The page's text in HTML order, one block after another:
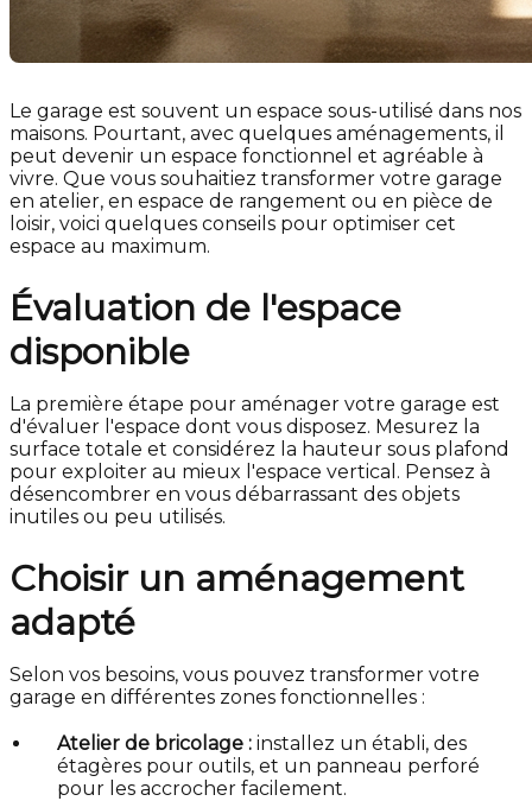
Le garage est souvent un espace sous-utilisé dans nos
maisons. Pourtant, avec quelques aménagements, il
peut devenir un espace fonctionnel et agréable à
vivre. Que vous souhaitiez transformer votre garage
en atelier, en espace de rangement ou en pièce de
loisir, voici quelques conseils pour optimiser cet
espace au maximum.
Évaluation de l'espace
disponible
La première étape pour aménager votre garage est
d'évaluer l'espace dont vous disposez. Mesurez la
surface totale et considérez la hauteur sous plafond
pour exploiter au mieux l'espace vertical. Pensez à
désencombrer en vous débarrassant des objets
inutiles ou peu utilisés.
Choisir un aménagement
adapté
Selon vos besoins, vous pouvez transformer votre
garage en différentes zones fonctionnelles :
Atelier de bricolage : installez un établi, des
étagères pour outils, et un panneau perforé
pour les accrocher facilement.